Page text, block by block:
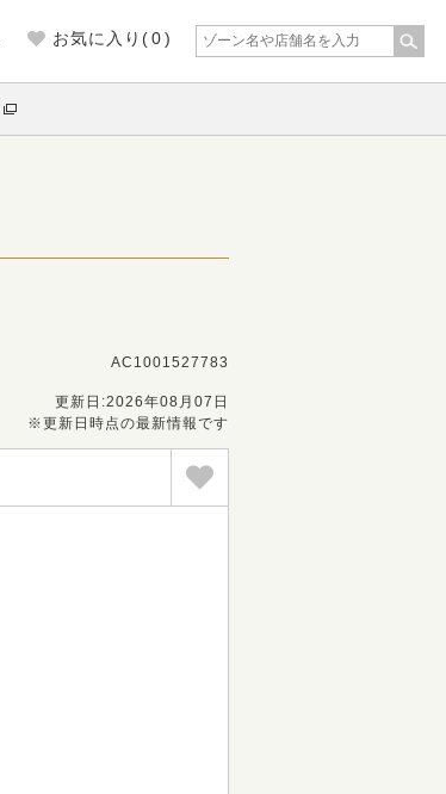
お気に入り(0)
AC1001527783
更新日:2026年08月07日
※更新日時点の最新情報です